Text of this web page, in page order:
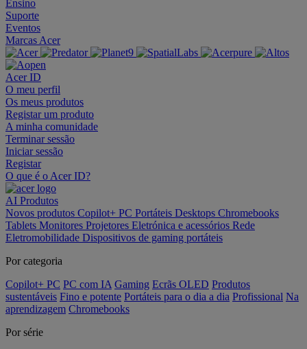
Ensino
Suporte
Eventos
Marcas Acer
Acer ID
O meu perfil
Os meus produtos
Registar um produto
A minha comunidade
Terminar sessão
Iniciar sessão
Registar
O que é o Acer ID?
AI Produtos
Novos produtos Copilot+ PC Portáteis Desktops Chromebooks
Tablets Monitores Projetores Eletrónica e acessórios Rede
Eletromobilidade Dispositivos de gaming portáteis
Por categoria
Copilot+ PC PC com IA Gaming Ecrãs OLED Produtos
sustentáveis Fino e potente Portáteis para o dia a dia Profissional Na
aprendizagem Chromebooks
Por série